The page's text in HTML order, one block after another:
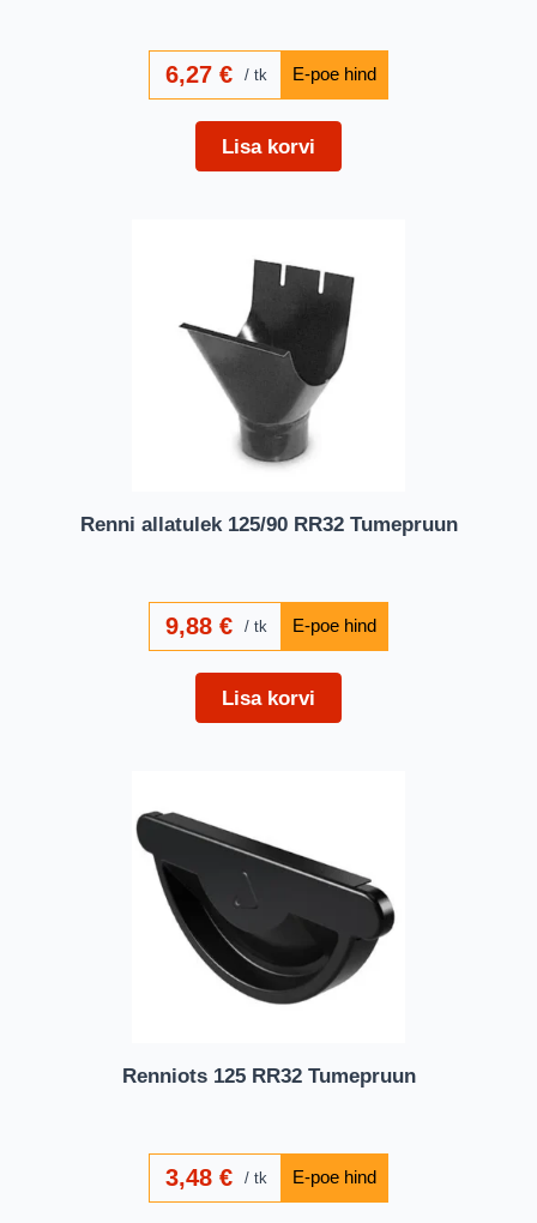
6,27€ tk
Lisa korvi
Renni allatulek 125/90 RR32 Tumepruun
9,88€ tk
Lisa korvi
Renniots 125 RR32 Tumepruun
3,48€ tk